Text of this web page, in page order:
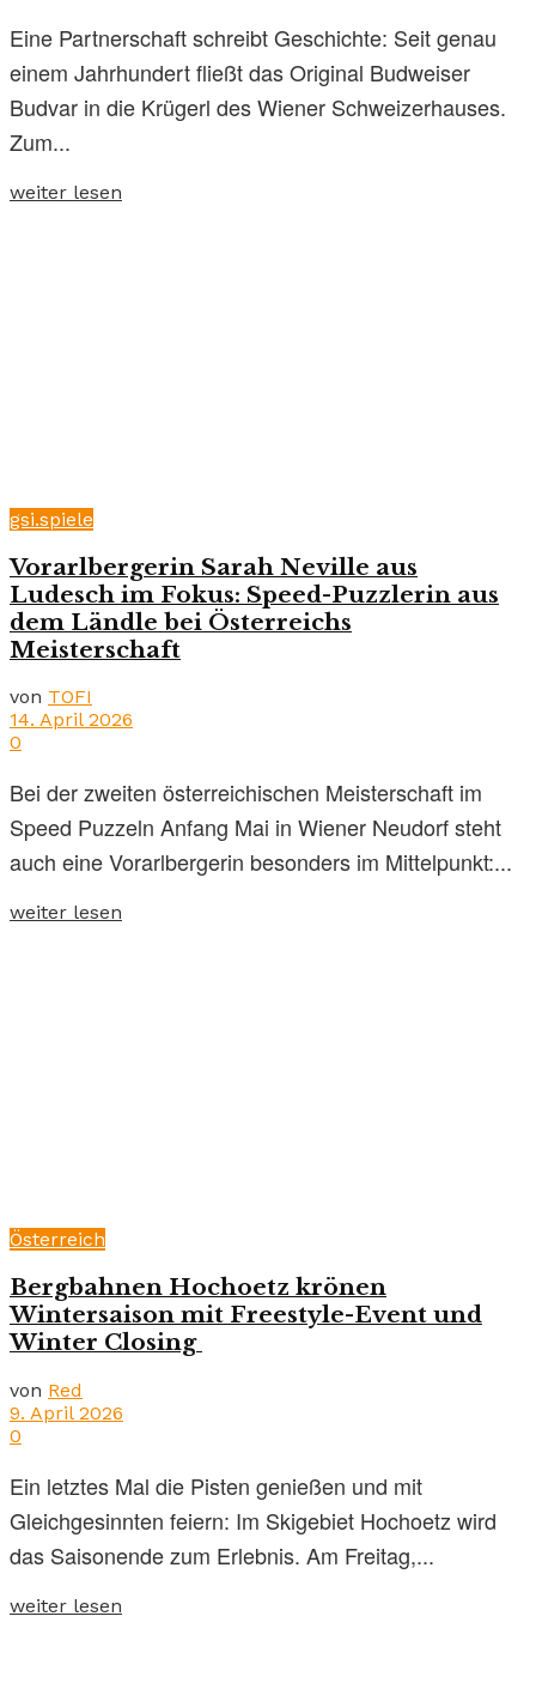
Eine Partnerschaft schreibt Geschichte: Seit genau
einem Jahrhundert fließt das Original Budweiser
Budvar in die Krügerl des Wiener Schweizerhauses.
Zum...
weiter lesen
gsi.spiele
Vorarlbergerin Sarah Neville aus
Ludesch im Fokus: Speed-Puzzlerin aus
dem Ländle bei Österreichs
Meisterschaft
von TOFI
14. April 2026
0
Bei der zweiten österreichischen Meisterschaft im
Speed Puzzeln Anfang Mai in Wiener Neudorf steht
auch eine Vorarlbergerin besonders im Mittelpunkt:...
weiter lesen
Österreich
Bergbahnen Hochoetz krönen
Wintersaison mit Freestyle-Event und
Winter Closing
von Red
9. April 2026
0
Ein letztes Mal die Pisten genießen und mit
Gleichgesinnten feiern: Im Skigebiet Hochoetz wird
das Saisonende zum Erlebnis. Am Freitag,...
weiter lesen